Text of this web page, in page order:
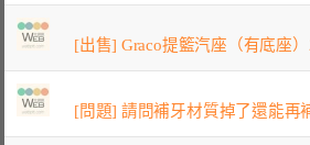
[出售] Graco提籃汽座（有底座
[問題] 請問補牙材質掉了還能再